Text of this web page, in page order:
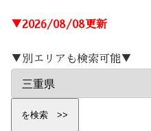
▼2026/08/08更新
▼別エリアも検索可能▼